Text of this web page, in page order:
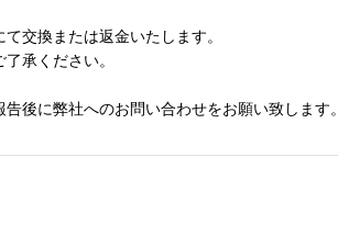
交換または返金いたします。
承ください。
後に弊社へのお問い合わせをお願い致します。